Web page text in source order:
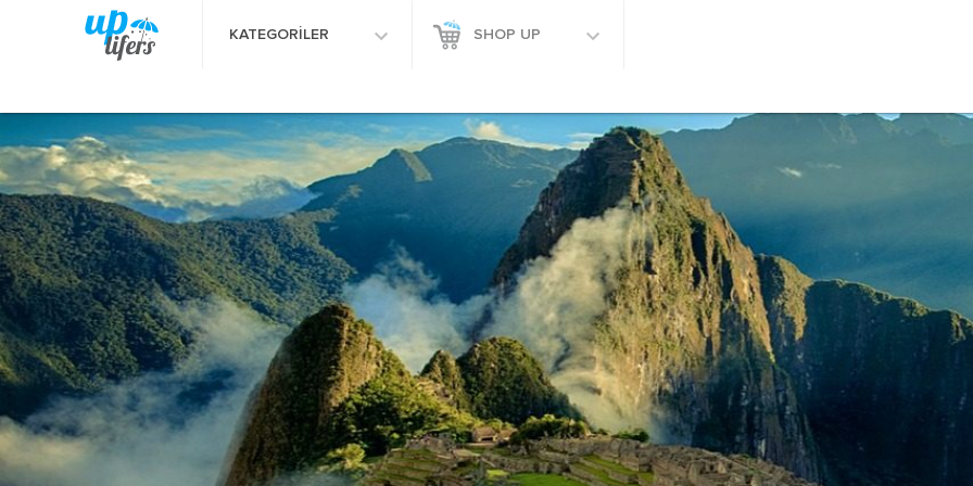
KATEGORİLER SHOP UP